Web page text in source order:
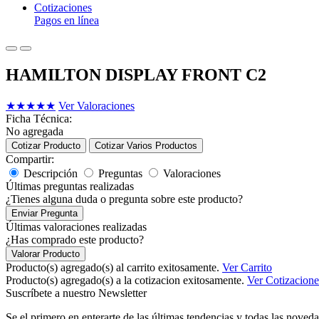
Cotizaciones
Pagos en línea
HAMILTON DISPLAY FRONT C2
★★★★★ Ver Valoraciones
Ficha Técnica:
No agregada
Cotizar Producto Cotizar Varios Productos
Compartir:
Descripción
Preguntas
Valoraciones
Últimas preguntas realizadas
¿Tienes alguna duda o pregunta sobre este producto?
Enviar Pregunta
Últimas valoraciones realizadas
¿Has comprado este producto?
Valorar Producto
Producto(s) agregado(s) al carrito exitosamente. Ver Carrito
Producto(s) agregado(s) a la cotizacion exitosamente. Ver
Suscríbete a nuestro Newsletter